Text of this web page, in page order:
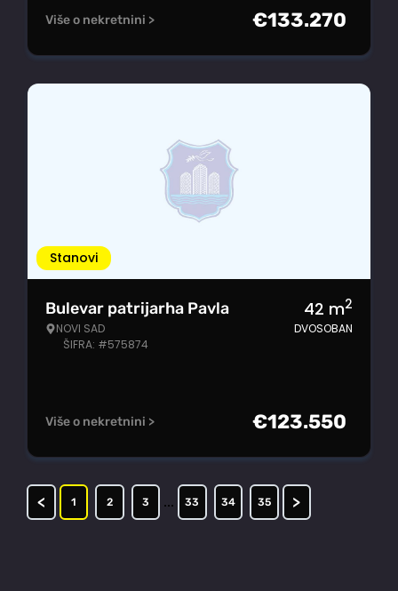
Više o nekretnini > €133.270
Stanovi
Bulevar patrijarha Pavla
NOVI SAD
ŠIFRA: #575874
42 m2
DVOSOBAN
Više o nekretnini > €123.550
< 1 2 3 ... 33 34 35 >